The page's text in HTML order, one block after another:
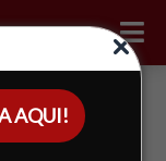
AQUI!
CLIENTE